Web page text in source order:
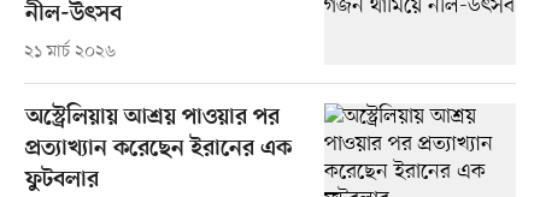
নীল-উৎসব
২১ মার্চ ২০২৬
অস্ট্রেলিয়ায় আশ্রয় পাওয়ার পর
প্রত্যাখ্যান করেছেন ইরানের এক
ফুটবলার